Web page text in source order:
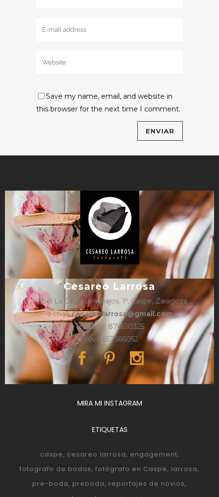
Save my name, email, and website in
this browser for the next time I comment.
Cesareo Larrosa
Isabel La Católica 4, bajos, 1º, Caspe, Zaragoza
e-mail:cesareolarrosa@gmail.com
Teléfono: 876610325
Móvil: 657366052
MIRA MI INSTAGRAM
ETIQUETAS
caspe cesareo larrosa engagement
fotografo de bodas fotógrafo en Caspe larrosa
pre-boda preboda reportajes de novios